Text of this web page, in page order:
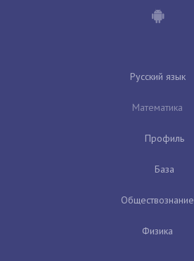
Русский язык
Математика
Профиль
База
Обществознание
Физика